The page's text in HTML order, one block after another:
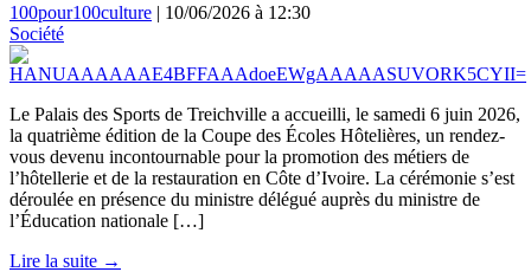
100pour100culture | 10/06/2026 à 12:30
Société
Le Palais des Sports de Treichville a accueilli, le samedi 6 juin 2026,
la quatrième édition de la Coupe des Écoles Hôtelières, un rendez-
vous devenu incontournable pour la promotion des métiers de
l’hôtellerie et de la restauration en Côte d’Ivoire. La cérémonie s’est
déroulée en présence du ministre délégué auprès du ministre de
l’Éducation nationale […]
Lire la suite →